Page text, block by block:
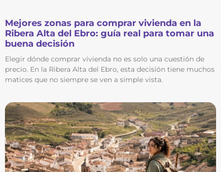
Mejores zonas para comprar vivienda en la
Ribera Alta del Ebro: guía real para tomar una
buena decisión
Elegir dónde comprar vivienda no es solo una cuestión de
precio. En la Ribera Alta del Ebro, esta decisión tiene muchos
matices que no siempre se ven a simple vista.